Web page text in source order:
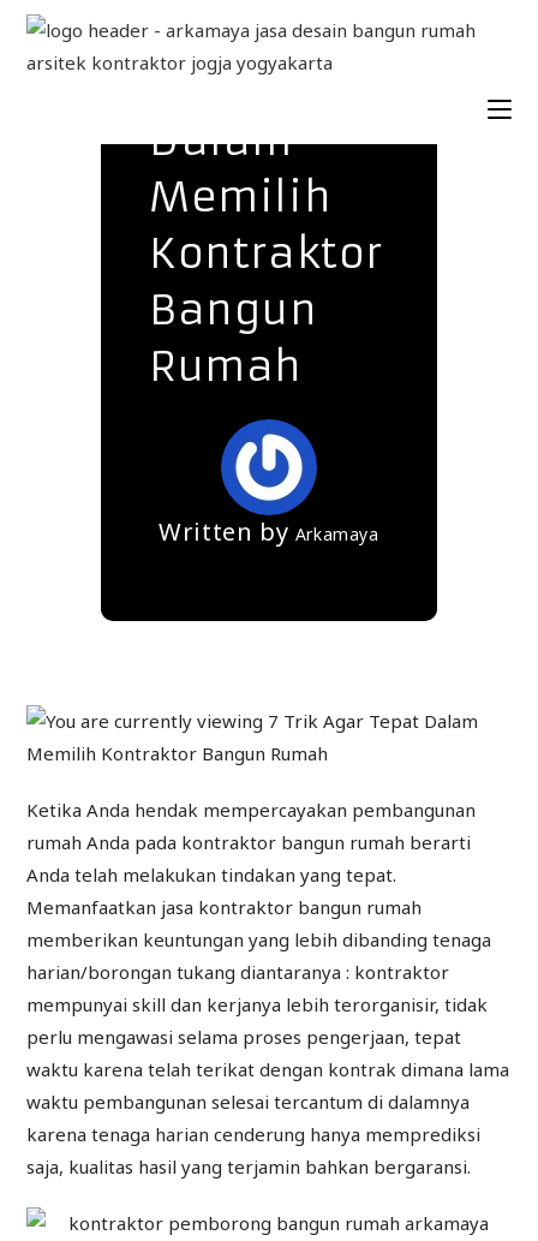
7 Trik Agar
Tepat
Dalam
Memilih
Kontraktor
Bangun
Rumah
Written by Arkamaya
Ketika Anda hendak mempercayakan pembangunan
rumah Anda pada kontraktor bangun rumah berarti
Anda telah melakukan tindakan yang tepat.
Memanfaatkan jasa kontraktor bangun rumah
memberikan keuntungan yang lebih dibanding tenaga
harian/borongan tukang diantaranya : kontraktor
mempunyai skill dan kerjanya lebih terorganisir, tidak
perlu mengawasi selama proses pengerjaan, tepat
waktu karena telah terikat dengan kontrak dimana lama
waktu pembangunan selesai tercantum di dalamnya
karena tenaga harian cenderung hanya memprediksi
saja, kualitas hasil yang terjamin bahkan bergaransi.